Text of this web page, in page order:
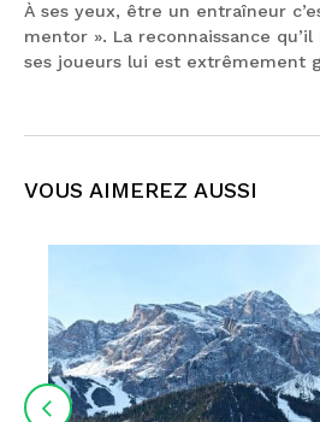
À ses yeux, être un entraîneur
mentor ». La reconnaissance
ses joueurs lui est extrêmement
VOUS AIMEREZ AUSSI